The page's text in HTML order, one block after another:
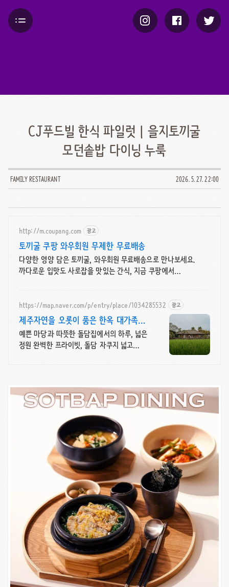
CJ푸드빌 한식 파일럿 | 을지토끼굴
모던솥밥 다이닝 누룩
FAMILY RESTAURANT 2026. 5. 27. 22:00
http://m.coupang.com 광고
토끼굴 쿠팡 와우회원 무제한 무료배송
다양한 영양 담은 토끼굴, 와우회원 무료배송으로 만나보세요.
까다로운 입맛도 사로잡을 맛있는 간식, 지금 쿠팡에서
https://map.naver.com/p/entry/place/1034285532 광고
제주자연을 오롯이 품은 한옥 대가족형
감성돌집 8인까지
예쁜 마당과 따뜻한 돌담집에서의 하루, 넓은
정원 완벽한 프라이빗, 돌담 자쿠지 넓고